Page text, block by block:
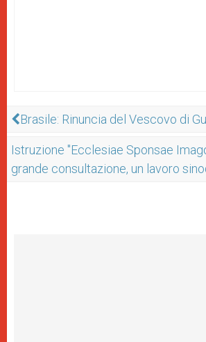
Brasile: Rinuncia del Vescovo di
Istruzione "Ecclesiae Sponsae
grande consultazione, un lavoro